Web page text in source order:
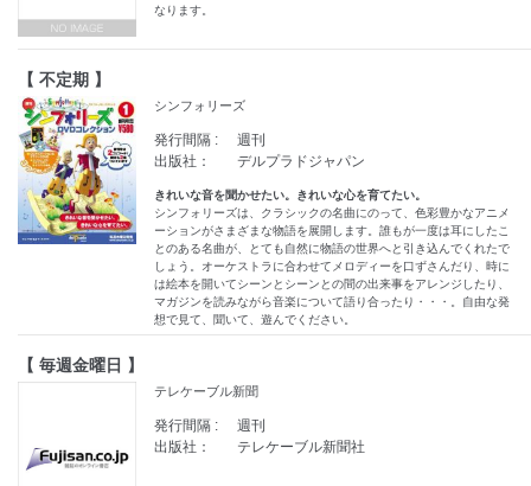
なります。
【 不定期 】
シンフォリーズ
発行間隔 :
週刊
出版社：
デルプラドジャパン
きれいな音を聞かせたい。きれいな心を育てたい。
シンフォリーズは、クラシックの名曲にのって、色彩豊かなアニメ
ーションがさまざまな物語を展開します。誰もが一度は耳にしたこ
とのある名曲が、とても自然に物語の世界へと引き込んでくれたで
しょう。オーケストラに合わせてメロディーを口ずさんだり、時に
は絵本を開いてシーンとシーンとの間の出来事をアレンジしたり、
マガジンを読みながら音楽について語り合ったり・・・。自由な発
想で見て、聞いて、遊んでください。
【 毎週金曜日 】
テレケーブル新聞
発行間隔 :
週刊
出版社：
テレケーブル新聞社